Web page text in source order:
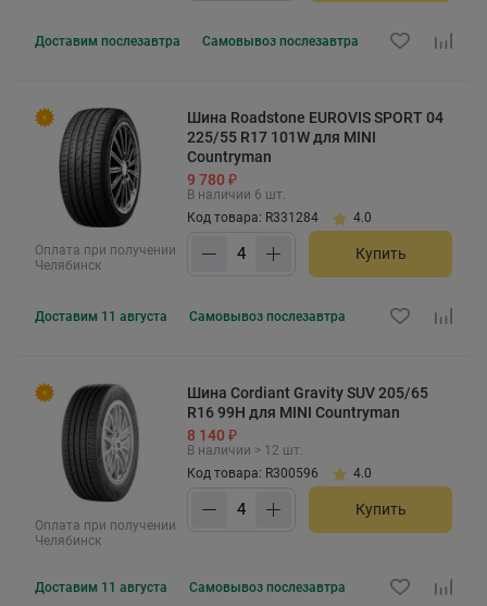
Доставим послезавтра Самовывоз послезавтра
Оплата при получении
Челябинск
Шина Roadstone EUROVIS SPORT 04
225/55 R17 101W для MINI
Countryman
9 780 ₽
В наличии 6 шт.
Код товара: R331284
4.0
Купить
Доставим 11 августа Самовывоз послезавтра
Оплата при получении
Челябинск
Шина Cordiant Gravity SUV 205/65
R16 99H для MINI Countryman
8 140 ₽
В наличии > 12 шт.
Код товара: R300596
4.0
Купить
Доставим 11 августа Самовывоз послезавтра